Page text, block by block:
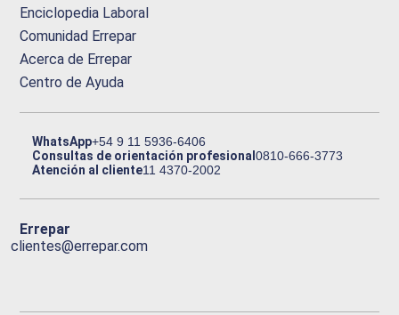
Enciclopedia Laboral
Comunidad Errepar
Acerca de Errepar
Centro de Ayuda
WhatsApp+54 9 11 5936-6406
Consultas de orientación profesional0810-666-3773
Atención al cliente11 4370-2002
Errepar
clientes@errepar.com